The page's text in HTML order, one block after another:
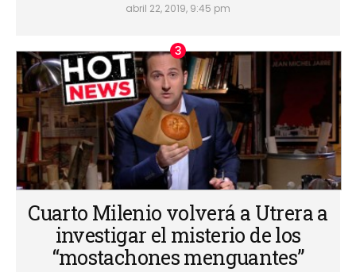
abril 22, 2019, 9:45 pm
Cuarto Milenio volverá a Utrera a
investigar el misterio de los
“mostachones menguantes”